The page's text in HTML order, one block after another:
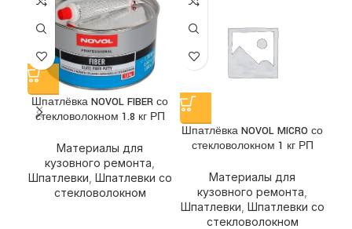
Шпатлёвка NOVOL FIBER со
стекловолокном 1.8 кг РП
Материалы для
кузовного ремонта
Шпатлевки Шпатлевки со
стекловолокном
Шпатлёвка NOVOL MICRO со
стекловолокном 1 кг РП
Материалы для
кузовного ремонта
Шпатлевки Шпатлевки со
стекловолокном